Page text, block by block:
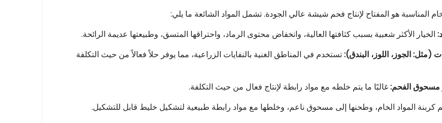
المناسبة هو المفتاح لإنتاج فحم شيشة عالي الجودة. تشمل المواد الشائعة ما يلي:
الخيار الأكثر شعبية بسبب كثافتها العالية، وانخفاض محتوى الرماد، واحتراقها المتسق، وطبيعتها عديمة الرائحة.
الجوز، اللوز، البندق):تستخدم في المناطق الغنية بالنفايات الزراعية، مما يوفر حلاً فعالاً من حيث التكلفة
مسحوق الفحم:غالبًا ما يتم خلطه مع مواد رابطة لإنتاج فعال من حيث التكلفة.
كربنة المواد الخام، وطحنها إلى مسحوق ناعم، وخلطها مع مواد رابطة طبيعية لتشكيل خليط قابل للتشكيل.